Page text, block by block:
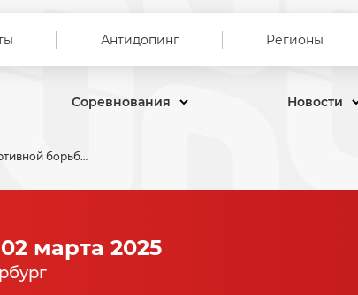
Антидопинг Регионы
Соревнования Новости
Первенство Санкт-Петербурга по спортивной борьбе (дисциплина вольная борьба) среди юношей до 16 лет.
марта 2025